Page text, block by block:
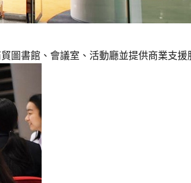
圖書館、會議室、活動廳並提供商業支援